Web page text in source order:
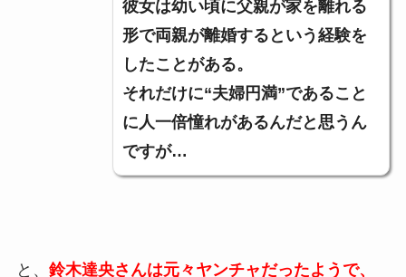
彼女は幼い頃に父親が家を離れる
形で両親が離婚するという経験を
したことがある。
それだけに“夫婦円満”であること
に人一倍憧れがあるんだと思うん
ですが…
と、 鈴木達央さんは元々ヤンチャだったようで、